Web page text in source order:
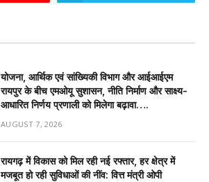
योजना, आर्थिक एवं सांख्यिकी विभाग और आईआईएम
रायपुर के बीच एमओयू सुशासन, नीति निर्माण और साक्ष्य-
आधारित निर्णय प्रणाली को मिलेगा बढ़ावा….
AUGUST 7, 2026
रायगढ़ में विकास को मिल रही नई रफ्तार, हर क्षेत्र में
मजबूत हो रही सुविधाओं की नींव: वित्त मंत्री ओपी